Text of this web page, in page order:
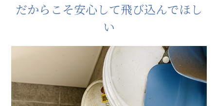
だからこそ安心して飛び込んでほし
い